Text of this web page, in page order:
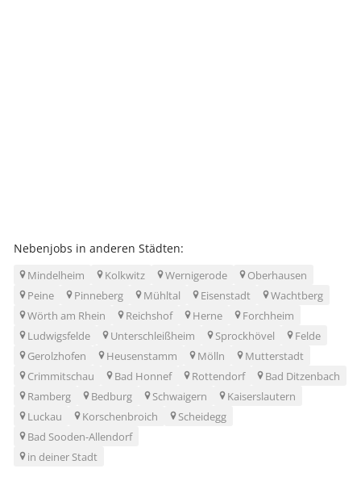
Nebenjobs in anderen Städten:
Mindelheim Kolkwitz Wernigerode
Oberhausen
Peine
Pinneberg Mühltal Eisenstadt
Wachtberg
Wörth am Rhein
Reichshof Herne
Forchheim
Ludwigsfelde
Unterschleißheim Sprockhövel
Felde
Gerolzhofen
Heusenstamm Mölln
Mutterstadt
Crimmitschau
Bad Honnef Rottendorf
Bad Ditzenbach
Ramberg
Bedburg Schwaigern
Kaiserslautern
Luckau
Korschenbroich
Scheidegg
Bad Sooden-Allendorf
in deiner Stadt